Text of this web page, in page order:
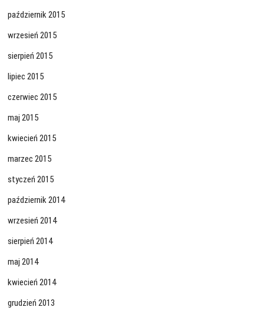
październik 2015
wrzesień 2015
sierpień 2015
lipiec 2015
czerwiec 2015
maj 2015
kwiecień 2015
marzec 2015
styczeń 2015
październik 2014
wrzesień 2014
sierpień 2014
maj 2014
kwiecień 2014
grudzień 2013